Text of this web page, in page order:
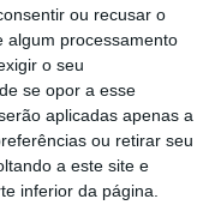
ou recusar o
algum processamento
o seu
se opor a esse
aplicadas apenas a
ou retirar seu
a este site e
inferior da página.
e temos
Esta
é possível